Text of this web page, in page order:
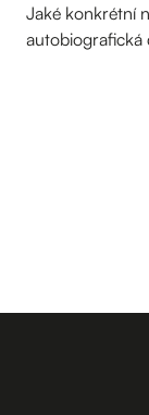
Jaké konkrétní
autobiografická